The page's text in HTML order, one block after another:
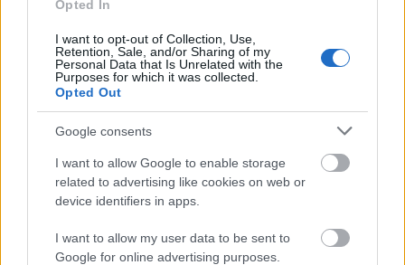
Opted In
I want to opt-out of Collection, Use,
Retention, Sale, and/or Sharing of my
Personal Data that Is Unrelated with the
Purposes for which it was collected.
Opted Out
Google consents
I want to allow Google to enable storage
related to advertising like cookies on web or
device identifiers in apps.
I want to allow my user data to be sent to
Google for online advertising purposes.
A norvég care farm rendszer 1.
carefarm•2017. november 08.
Idén szeptemberben második alkalommal
látogattunk el Norvégiába azzal a céllal, hogy még
több információt gyűjtsünk a norvég care farm ...